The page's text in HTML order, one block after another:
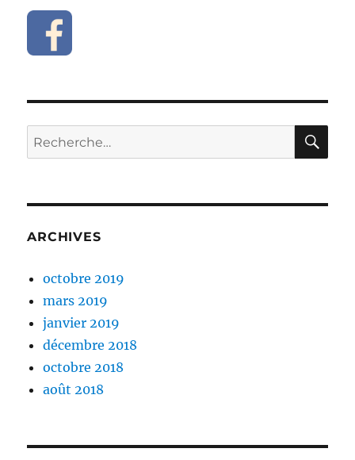
Recherche
pour :
ARCHIVES
octobre 2019
mars 2019
janvier 2019
décembre 2018
octobre 2018
août 2018